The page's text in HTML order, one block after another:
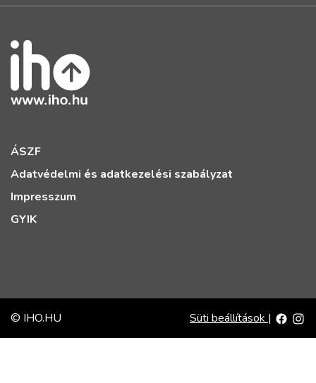
ÁSZF
Adatvédelmi és adatkezelési szabályzat
Impresszum
GYIK
© IHO.HU Süti beállítások |